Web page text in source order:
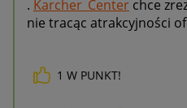
. Karcher_Center chce
nie tracąc atrakcyjności
1 W PUNKT!